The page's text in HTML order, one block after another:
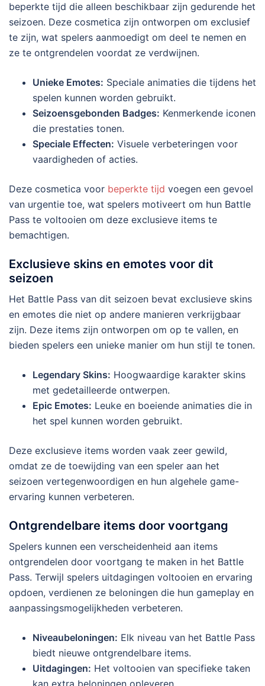
beperkte tijd die alleen beschikbaar zijn gedurende het
seizoen. Deze cosmetica zijn ontworpen om exclusief
te zijn, wat spelers aanmoedigt om deel te nemen en
ze te ontgrendelen voordat ze verdwijnen.
Unieke Emotes: Speciale animaties die tijdens het
spelen kunnen worden gebruikt.
Seizoensgebonden Badges: Kenmerkende iconen
die prestaties tonen.
Speciale Effecten: Visuele verbeteringen voor
vaardigheden of acties.
Deze cosmetica voor beperkte tijd voegen een gevoel
van urgentie toe, wat spelers motiveert om hun Battle
Pass te voltooien om deze exclusieve items te
bemachtigen.
Exclusieve skins en emotes voor dit
seizoen
Het Battle Pass van dit seizoen bevat exclusieve skins
en emotes die niet op andere manieren verkrijgbaar
zijn. Deze items zijn ontworpen om op te vallen, en
bieden spelers een unieke manier om hun stijl te tonen.
Legendary Skins: Hoogwaardige karakter skins
met gedetailleerde ontwerpen.
Epic Emotes: Leuke en boeiende animaties die in
het spel kunnen worden gebruikt.
Deze exclusieve items worden vaak zeer gewild,
omdat ze de toewijding van een speler aan het
seizoen vertegenwoordigen en hun algehele game-
ervaring kunnen verbeteren.
Ontgrendelbare items door voortgang
Spelers kunnen een verscheidenheid aan items
ontgrendelen door voortgang te maken in het Battle
Pass. Terwijl spelers uitdagingen voltooien en ervaring
opdoen, verdienen ze beloningen die hun gameplay en
aanpassingsmogelijkheden verbeteren.
Niveaubeloningen: Elk niveau van het Battle Pass
biedt nieuwe ontgrendelbare items.
Uitdagingen: Het voltooien van specifieke taken